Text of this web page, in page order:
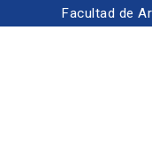
Facultad de